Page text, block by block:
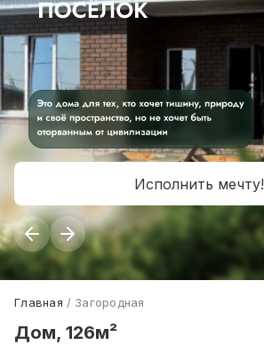
Исполнить мечту!
Главная Загородная
Дом, 126м²